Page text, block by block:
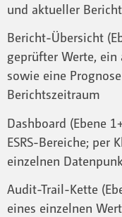
und aktueller Bericht
Bericht-Übersicht
geprüfter Werte,
sowie eine
Berichtszeitraum
Dashboard (Ebene
ESRS-Bereiche; per
einzelnen
Audit-Trail-Kette
eines einzelnen